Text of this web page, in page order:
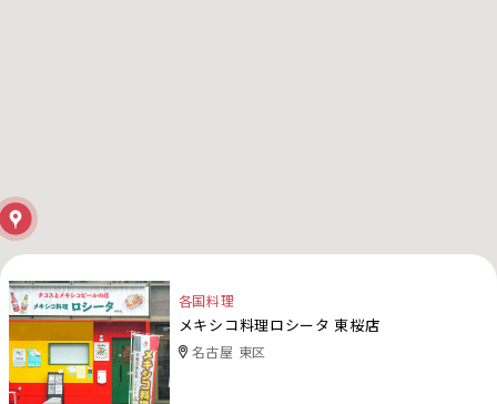
各国料理
メキシコ料理ロシータ 東桜店
名古屋 東区